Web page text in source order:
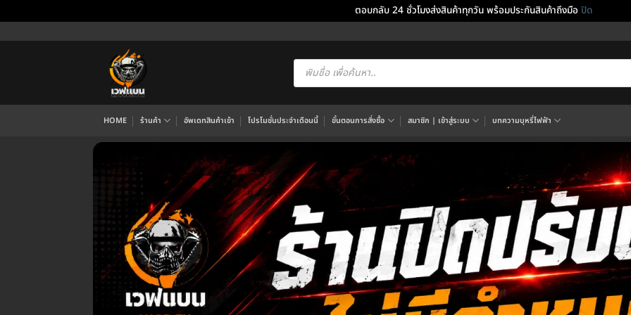
ตอบกลับ 24 ชั่วโมงส่งสินค้าทุกวัน พร้อมประกันสินค้าถึงมือ ปิด
ไป
Products
search
HOME ร้านค้า อัพเดทสินค้าเข้า โปรโมชั่นประจำเดือนนี้ ขั้นตอนการสั่งซื้อ สมาชิก | เข้าสู่ระบบ บทความบุหรี่ไฟฟ้า